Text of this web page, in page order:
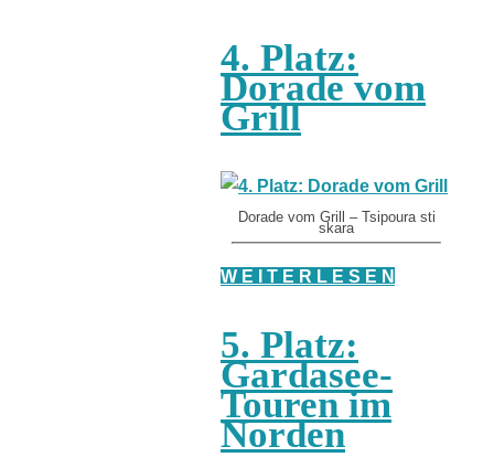
4. Platz:
Dorade vom
Grill
Dorade vom Grill – Tsipoura sti
skara
W E I T E R L E S E N
5. Platz:
Gardasee-
Touren im
Norden